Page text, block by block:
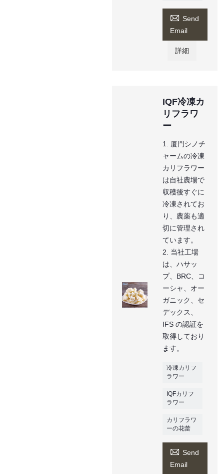
 Send
Email
詳細
IQF冷凍カ
リフラワ
ー
1. 厦門シノチ
ャームの冷凍
カリフラワー
は自社農場で
収穫後すぐに
冷凍されてお
り、農薬も適
切に管理され
ています。
2. 当社工場
は、ハサッ
プ、BRC、コ
ーシャ、オー
ガニック、セ
デックス、
IFS の認証を
取得しており
ます。
冷凍カリフ
ラワー
IQFカリフ
ラワー
カリフラワ
ーの花蕾
 Send
Email